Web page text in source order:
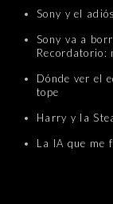
Sony y el
Sony va a
Recordatorio:
Dónde ver el
tope
Harry y la
La IA que me